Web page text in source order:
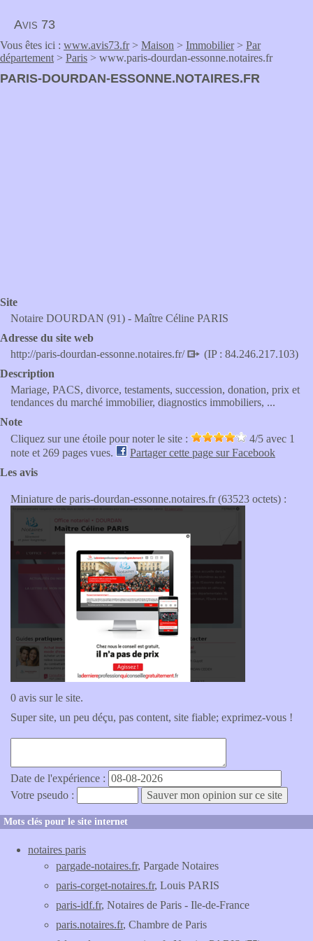
Avis 73
Vous êtes ici : www.avis73.fr> Maison > Immobilier> Par
département > Paris > www.paris-dourdan-essonne.notaires.fr
PARIS-DOURDAN-ESSONNE.NOTAIRES.FR
Site
Notaire DOURDAN (91) - Maître Céline PARIS
Adresse du site web
http://paris-dourdan-essonne.notaires.fr/
(IP : 84.246.217.103)
Description
Mariage, PACS, divorce, testaments, succession, donation, prix et
tendances du marché immobilier, diagnostics immobiliers, ...
Note
Cliquez sur une étoile pour noter le site :
4/5 avec 1
note et 269 pages vues.
Partager cette page sur Facebook
Les avis
Miniature de paris-dourdan-essonne.notaires.fr (63523 octets) :
0 avis sur le site.
Super site, un peu déçu, pas content, site fiable; exprimez-vous !
Date de l'expérience :
Votre pseudo :
Mots clés pour le site internet
notaires paris
pargade-notaires.fr, Pargade Notaires
paris-corget-notaires.fr, Louis PARIS
paris-idf.fr, Notaires de Paris - Ile-de-France
paris.notaires.fr, Chambre de Paris